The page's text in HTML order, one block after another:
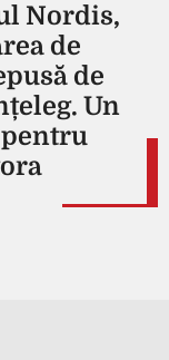
Nordis,
de
de
Un